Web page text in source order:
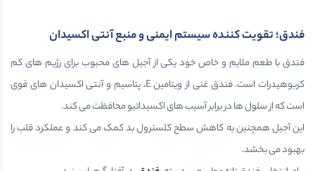
فندق؛ تقویت کننده سیستم ایمنی و منبع آنتی اکسیدان
فندق با طعم ملایم و خاص خود یکی از آجیل های محبوب برای رژیم های کم
کربوهیدرات است. فندق غنی از ویتامین E، پتاسیم و آنتی اکسیدان های قوی
است که از سلول ها در برابر آسیب های اکسیداتیو محافظت می کند.
این آجیل همچنین به کاهش سطح کلسترول بد کمک می کند و عملکرد قلب را
بهبود می بخشد.